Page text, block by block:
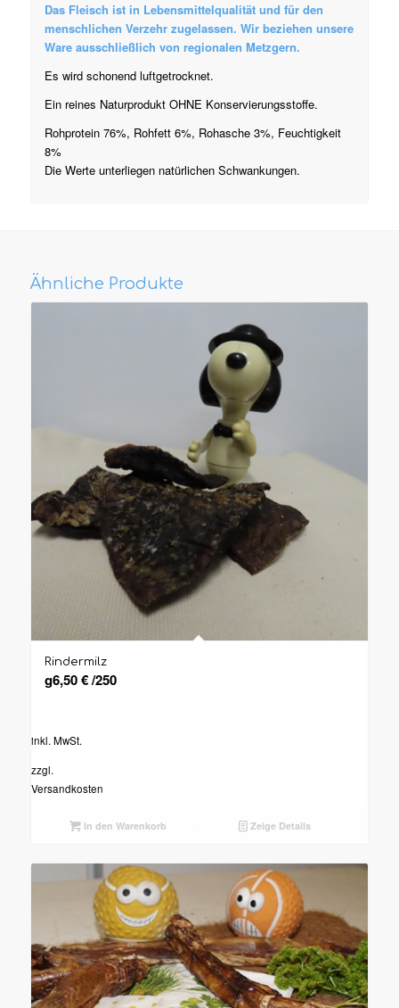
Das Fleisch ist in Lebensmittelqualität und für den
menschlichen Verzehr zugelassen. Wir beziehen unsere
Ware ausschließlich von regionalen Metzgern.
Es wird schonend luftgetrocknet.
Ein reines Naturprodukt OHNE Konservierungsstoffe.
Rohprotein 76%, Rohfett 6%, Rohasche 3%, Feuchtigkeit
8%
Die Werte unterliegen natürlichen Schwankungen.
Ähnliche Produkte
Rindermilz
6,50€ /250
g
inkl. MwSt.
zzgl.
Versandkosten
In den Warenkorb Zeige Details